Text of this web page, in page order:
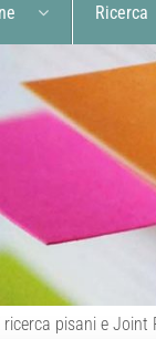
Ricerca
pisani e Joint